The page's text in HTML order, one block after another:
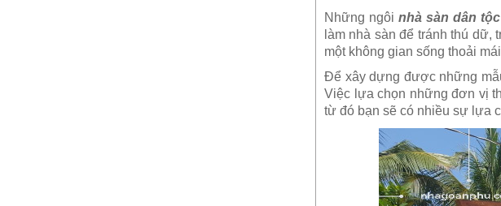
Những ngôi nhà sàn dân
làm nhà sàn để tránh thú dữ,
một không gian sống thoải
Để xây dựng được những
Việc lựa chọn những đơn vị
từ đó bạn sẽ có nhiều sự lựa